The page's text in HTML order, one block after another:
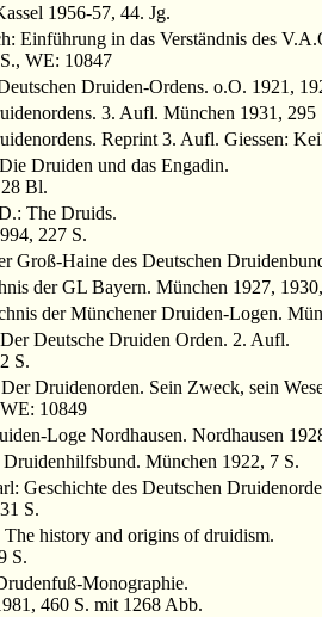
1956-57, 44. Jg.
Einführung in das Verständnis des
WE: 10847
Druiden-Ordens. o.O. 1921,
3. Aufl. München 1931, 295
Reprint 3. Aufl. Giessen:
Druiden und das Engadin.
Bl.
The Druids.
227 S.
Groß-Haine des Deutschen
der GL Bayern. München 1927,
der Münchener Druiden-Logen.
Deutsche Druiden Orden. 2. Aufl.
S.
Druidenorden. Sein Zweck, sein
10849
Loge Nordhausen. Nordhausen
Druidenhilfsbund. München 1922, 7 S.
Geschichte des Deutschen
S.
history and origins of druidism.
S.
Monographie.
460 S. mit 1268 Abb.